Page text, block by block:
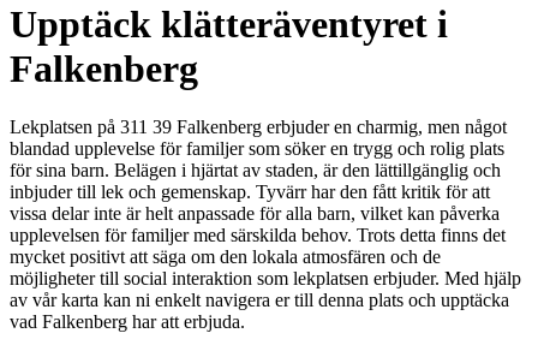
Upptäck klätteräventyret i
Falkenberg
Lekplatsen på 311 39 Falkenberg erbjuder en charmig, men något
blandad upplevelse för familjer som söker en trygg och rolig plats
för sina barn. Belägen i hjärtat av staden, är den lättillgänglig och
inbjuder till lek och gemenskap. Tyvärr har den fått kritik för att
vissa delar inte är helt anpassade för alla barn, vilket kan påverka
upplevelsen för familjer med särskilda behov. Trots detta finns det
mycket positivt att säga om den lokala atmosfären och de
möjligheter till social interaktion som lekplatsen erbjuder. Med hjälp
av vår karta kan ni enkelt navigera er till denna plats och upptäcka
vad Falkenberg har att erbjuda.